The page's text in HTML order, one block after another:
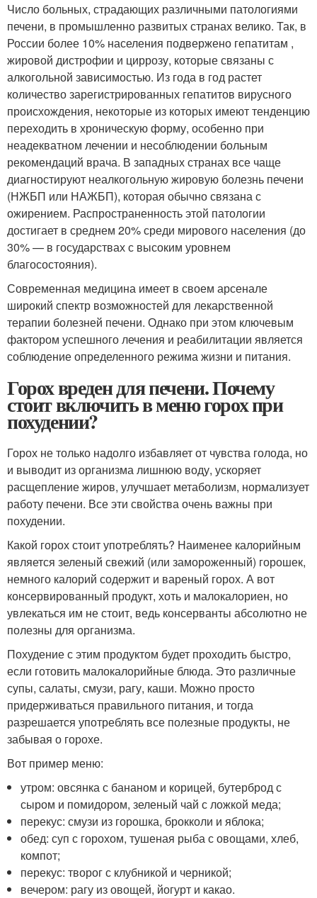
Число больных, страдающих различными патологиями
печени, в промышленно развитых странах велико. Так, в
России более 10% населения подвержено гепатитам ,
жировой дистрофии и циррозу, которые связаны с
алкогольной зависимостью. Из года в год растет
количество зарегистрированных гепатитов вирусного
происхождения, некоторые из которых имеют тенденцию
переходить в хроническую форму, особенно при
неадекватном лечении и несоблюдении больным
рекомендаций врача. В западных странах все чаще
диагностируют неалкогольную жировую болезнь печени
(НЖБП или НАЖБП), которая обычно связана с
ожирением. Распространенность этой патологии
достигает в среднем 20% среди мирового населения (до
30% — в государствах с высоким уровнем
благосостояния).
Современная медицина имеет в своем арсенале
широкий спектр возможностей для лекарственной
терапии болезней печени. Однако при этом ключевым
фактором успешного лечения и реабилитации является
соблюдение определенного режима жизни и питания.
Горох вреден для печени. Почему
стоит включить в меню горох при
похудении?
Горох не только надолго избавляет от чувства голода, но
и выводит из организма лишнюю воду, ускоряет
расщепление жиров, улучшает метаболизм, нормализует
работу печени. Все эти свойства очень важны при
похудении.
Какой горох стоит употреблять? Наименее калорийным
является зеленый свежий (или замороженный) горошек,
немного калорий содержит и вареный горох. А вот
консервированный продукт, хоть и малокалориен, но
увлекаться им не стоит, ведь консерванты абсолютно не
полезны для организма.
Похудение с этим продуктом будет проходить быстро,
если готовить малокалорийные блюда. Это различные
супы, салаты, смузи, рагу, каши. Можно просто
придерживаться правильного питания, и тогда
разрешается употреблять все полезные продукты, не
забывая о горохе.
Вот пример меню:
утром: овсянка с бананом и корицей, бутерброд с
сыром и помидором, зеленый чай с ложкой меда;
перекус: смузи из горошка, брокколи и яблока;
обед: суп с горохом, тушеная рыба с овощами, хлеб,
компот;
перекус: творог с клубникой и черникой;
вечером: рагу из овощей, йогурт и какао.